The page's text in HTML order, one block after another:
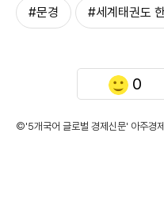
#문경 #세계태권도
0
©'5개국어 글로벌 경제신문' 아주경제